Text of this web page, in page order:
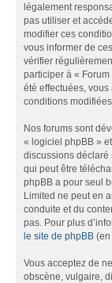
légalement
pas utiliser et
modifier ces
vous informer de
vérifier
participer à «
été effectuées,
conditions
Nos forums sont
« logiciel phpBB »
discussions déclaré
qui peut être
phpBB a pour seul
Limited ne peut en
conduite et du
pas. Pour plus
le site de phpBB
Vous acceptez de
obscène, vulgaire,